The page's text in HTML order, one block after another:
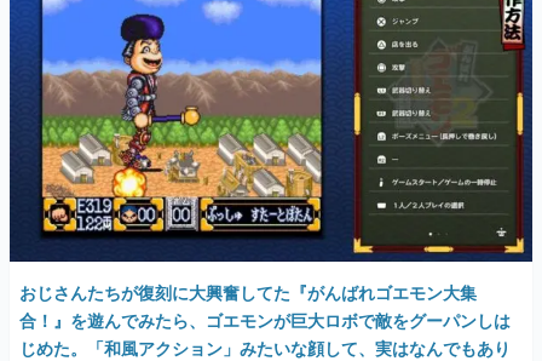
おじさんたちが復刻に大興奮してた『がんばれゴエモン大集
合！』を遊んでみたら、ゴエモンが巨大ロボで敵をグーパンしは
じめた。「和風アクション」みたいな顔して、実はなんでもあり